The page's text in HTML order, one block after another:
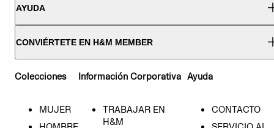
AYUDA
CONVIÉRTETE EN H&M MEMBER
Colecciones
MUJER
Información Corporativa
TRABAJAR EN
H&M
Ayuda
CONTACTO